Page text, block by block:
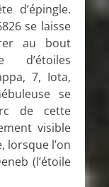
d’épingle.
se laisse
au bout
d’étoiles
7, Iota,
se
de cette
visible
lorsque l’on
(l’étoile